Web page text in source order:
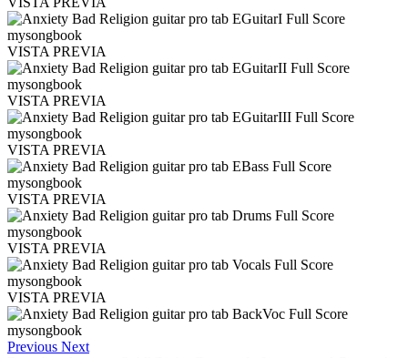
VISTA PREVIA
VISTA PREVIA
VISTA PREVIA
VISTA PREVIA
VISTA PREVIA
VISTA PREVIA
Previous Next